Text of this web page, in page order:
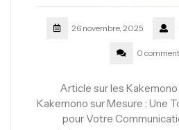
26 novembre, 2025
0
Article sur les
Kakemono sur Mesure : Une
pour Votre